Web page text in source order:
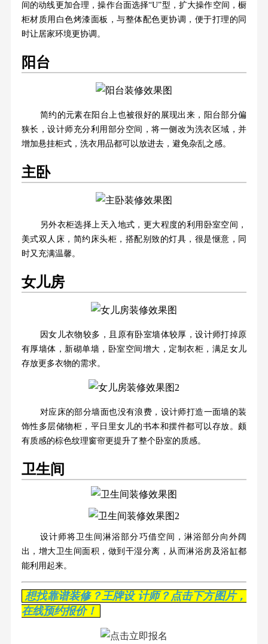
间的动线更加合理，操作台面选择“U”型，扩大操作空间，橱
柜材质用白色烤漆面板，与整体配色更协调，便于打理的同
时让居家环境更协调。
阳台
简约的元素在阳台上也被很好的展现出来，阳台部分偏
狭长，设计师充分利用部分空间，将一侧改为洗衣区域，并
增加悬挂柜式，洗衣用品都可以放进去，避免杂乱之感。
主卧
另外衣柜选择上天入地式，更大程度的利用卧室空间，
美式双人床，简约床头柜，搭配别致的灯具，很是惬意，同
时又充满温馨。
女儿房
因女儿衣物较多，且原有卧室墙体较厚，设计师打掉原
有厚墙体，新砌单墙，卧室空间增大，定制衣柜，满足女儿
存放更多衣物的需求。
对应床的部分墙面也没有浪费，设计师打造一面墙的装
饰性多层储物柜，平日里女儿的书本和摆件都可以存放。颇
有质感的棕色纹理窗帘更提升了整个卧室的质感。
卫生间
设计师将卫生间淋浴部分巧借空间，淋浴部分向外阔
出，增大卫生间面积，做到干湿分离，从而淋浴房及浴缸都
能利用起来。
想找靠谱装修？王牌设 计师？点击下方图片，
在线预约报价！